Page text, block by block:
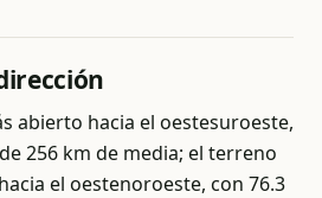
abierto hacia el oestesuroeste,
256 km de media; el terreno
el oestenoroeste, con 76.3